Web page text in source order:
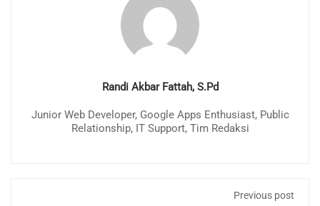
Randi Akbar Fattah, S.Pd
Junior Web Developer, Google Apps Enthusiast, Public
Relationship, IT Support, Tim Redaksi
Previous post